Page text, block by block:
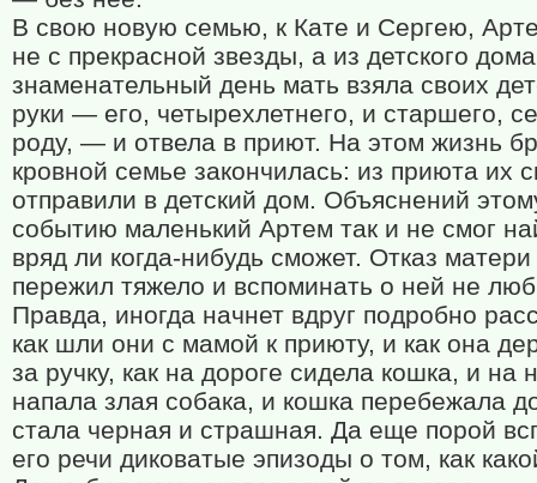
В свою новую семью, к Кате и Сергею,
не с прекрасной звезды, а из детского
знаменательный день мать взяла своих
руки — его, четырехлетнего, и старшего,
роду, — и отвела в приют. На этом жизнь
кровной семье закончилась: из приюта их
отправили в детский дом. Объяснений
событию маленький Артем так и не смог
вряд ли когда-нибудь сможет. Отказ
пережил тяжело и вспоминать о ней не
Правда, иногда начнет вдруг подробно
как шли они с мамой к приюту, и как она
за ручку, как на дороге сидела кошка, и на
напала злая собака, и кошка перебежала
стала черная и страшная. Да еще порой
его речи диковатые эпизоды о том, как